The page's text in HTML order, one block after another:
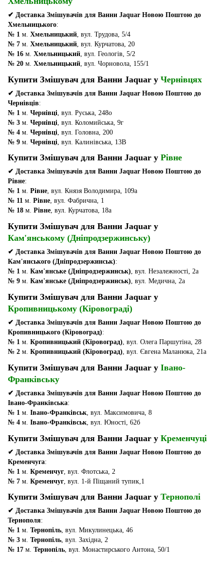
✔ Доставка Змішувачів для Ванни Jaquar Новою Поштою до
Хмельницького:
№ 1 м. Хмельницький , вул. Трудова, 5/4
№ 7 м. Хмельницький , вул. Курчатова, 20
№ 16 м. Хмельницький , вул. Геологів, 5/2
№ 20 м. Хмельницький , вул. Чорновола, 155/1
Купити Змішувач для Ванни Jaquar у Чернівцях
✔ Доставка Змішувачів для Ванни Jaquar Новою Поштою до
Чернівців:
№ 1 м. Чернівці , вул. Руська, 248о
№ 3 м. Чернівці , вул. Коломийська, 9г
№ 4 м. Чернівці , вул. Головна, 200
№ 9 м. Чернівці , вул. Калинівська, 13В
Купити Змішувач для Ванни Jaquar у Рівне
✔ Доставка Змішувачів для Ванни Jaquar Новою Поштою до
Рівне:
№ 1 м. Рівне, вул. Князя Володимира, 109а
№ 11 м. Рівне, вул. Фабрична, 1
№ 18 м. Рівне, вул. Курчатова, 18а
Купити Змішувач для Ванни Jaquar у
Кам'янському (Дніпродзержинську)
✔ Доставка Змішувачів для Ванни Jaquar Новою Поштою до
Кам'янського (Дніпродзержинськ):
№ 1 м. Кам'янське (Дніпродзержинськ), вул. Незалежності, 2а
№ 9 м. Кам'янське (Дніпродзержинськ), вул. Медична, 2а
Купити Змішувач для Ванни Jaquar у
Кропивницькому (Кіровограді)
✔ Доставка Змішувачів для Ванни Jaquar Новою Поштою до
Кропивницького (Кіровоград):
№ 1 м. Кропивницький (Кіровоград) , вул. Олега Паршутіна, 28
№ 2 м. Кропивницький (Кіровоград) , вул. Євгена Маланюка, 21а
Купити Змішувач для Ванни Jaquar у Івано-
Франківську
✔ Доставка Змішувачів для Ванни Jaquar Новою Поштою до
Івано-Франківська:
№ 1 м. Івано-Франківськ , вул. Максимовича, 8
№ 4 м. Івано-Франківськ , вул. Юності, 62б
Купити Змішувач для Ванни Jaquar у Кременчуці
✔ Доставка Змішувачів для Ванни Jaquar Новою Поштою до
Кременчуга:
№ 1 м. Кременчуг , вул. Флотська, 2
№ 7 м. Кременчуг , вул. 1-й Піщаний тупик,1
Купити Змішувач для Ванни Jaquar у Тернополі
✔ Доставка Змішувачів для Ванни Jaquar Новою Поштою до
Тернополя:
№ 1 м. Тернопіль, вул. Микулинецька, 46
№ 3 м. Тернопіль, вул. Західна, 2
№ 17 м. Тернопіль, вул. Монастирського Антона, 50/1